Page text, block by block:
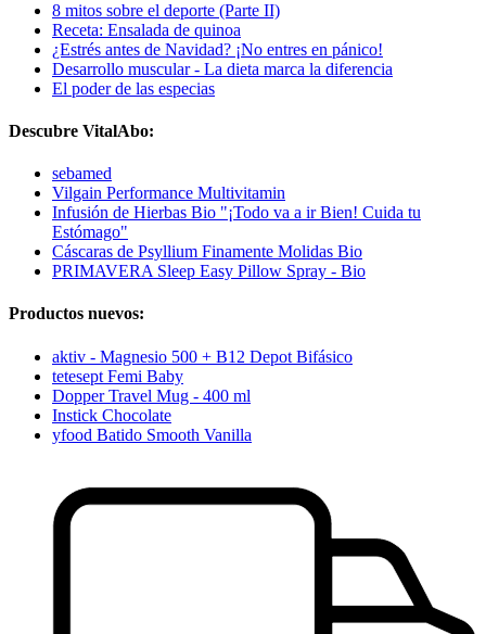
8 mitos sobre el deporte (Parte II)
Receta: Ensalada de quinoa
¿Estrés antes de Navidad? ¡No entres en pánico!
Desarrollo muscular - La dieta marca la diferencia
El poder de las especias
Descubre VitalAbo:
sebamed
Vilgain Performance Multivitamin
Infusión de Hierbas Bio "¡Todo va a ir Bien! Cuida tu
Estómago"
Cáscaras de Psyllium Finamente Molidas Bio
PRIMAVERA Sleep Easy Pillow Spray - Bio
Productos nuevos:
aktiv - Magnesio 500 + B12 Depot Bifásico
tetesept Femi Baby
Dopper Travel Mug - 400 ml
Instick Chocolate
yfood Batido Smooth Vanilla